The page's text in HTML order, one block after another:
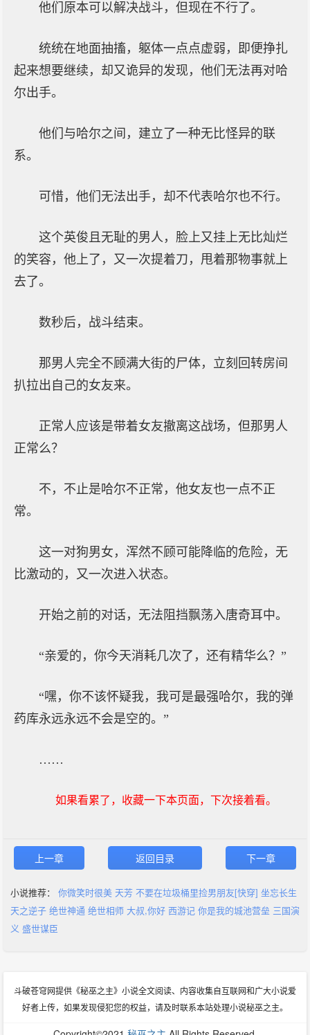
他们原本可以解决战斗，但现在不行了。
统统在地面抽搐，躯体一点点虚弱，即便挣扎
起来想要继续，却又诡异的发现，他们无法再对哈
尔出手。
他们与哈尔之间，建立了一种无比怪异的联
系。
可惜，他们无法出手，却不代表哈尔也不行。
这个英俊且无耻的男人，脸上又挂上无比灿烂
的笑容，他上了，又一次提着刀，甩着那物事就上
去了。
数秒后，战斗结束。
那男人完全不顾满大街的尸体，立刻回转房间
扒拉出自己的女友来。
正常人应该是带着女友撤离这战场，但那男人
正常么？
不，不止是哈尔不正常，他女友也一点不正
常。
这一对狗男女，浑然不顾可能降临的危险，无
比激动的，又一次进入状态。
开始之前的对话，无法阻挡飘荡入唐奇耳中。
“亲爱的，你今天消耗几次了，还有精华么？”
“嘿，你不该怀疑我，我可是最强哈尔，我的弹
药库永远永远不会是空的。”
……
如果看累了，收藏一下本页面，下次接着看。
上一章 返回目录 下一章
小说推荐： 你微笑时很美 天芳 不要在垃圾桶里捡男朋友[快穿] 坐忘长生
天之逆子 绝世神通 绝世相师 大叔,你好 西游记 你是我的城池营垒 三国演
义 盛世谋臣
斗破苍穹网提供《秘巫之主》小说全文阅读、内容收集自互联网和广大小说爱
好者上传，如果发现侵犯您的权益，请及时联系本站处理小说秘巫之主。